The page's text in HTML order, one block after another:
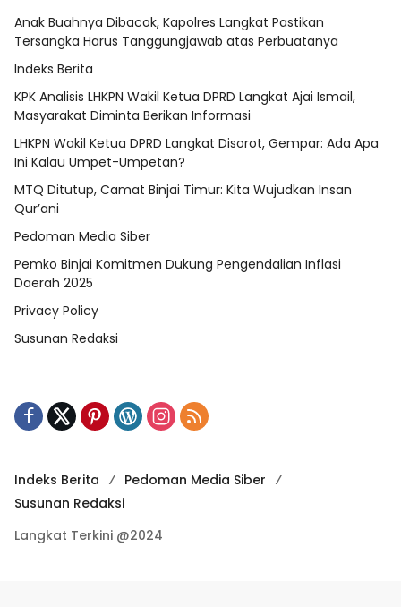
Anak Buahnya Dibacok, Kapolres Langkat Pastikan
Tersangka Harus Tanggungjawab atas Perbuatanya
Indeks Berita
KPK Analisis LHKPN Wakil Ketua DPRD Langkat Ajai Ismail,
Masyarakat Diminta Berikan Informasi
LHKPN Wakil Ketua DPRD Langkat Disorot, Gempar: Ada Apa
Ini Kalau Umpet-Umpetan?
MTQ Ditutup, Camat Binjai Timur: Kita Wujudkan Insan
Qur’ani
Pedoman Media Siber
Pemko Binjai Komitmen Dukung Pengendalian Inflasi
Daerah 2025
Privacy Policy
Susunan Redaksi
Indeks Berita
Pedoman Media Siber
Susunan Redaksi
Langkat Terkini @2024